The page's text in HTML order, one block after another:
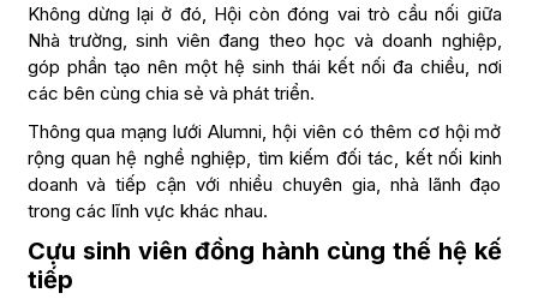
Không dừng lại ở đó, Hội còn đóng vai trò cầu nối giữa
Nhà trường, sinh viên đang theo học và doanh nghiệp,
góp phần tạo nên một hệ sinh thái kết nối đa chiều, nơi
các bên cùng chia sẻ và phát triển.
Thông qua mạng lưới Alumni, hội viên có thêm cơ hội mở
rộng quan hệ nghề nghiệp, tìm kiếm đối tác, kết nối kinh
doanh và tiếp cận với nhiều chuyên gia, nhà lãnh đạo
trong các lĩnh vực khác nhau.
Cựu sinh viên đồng hành cùng thế hệ kế
tiếp